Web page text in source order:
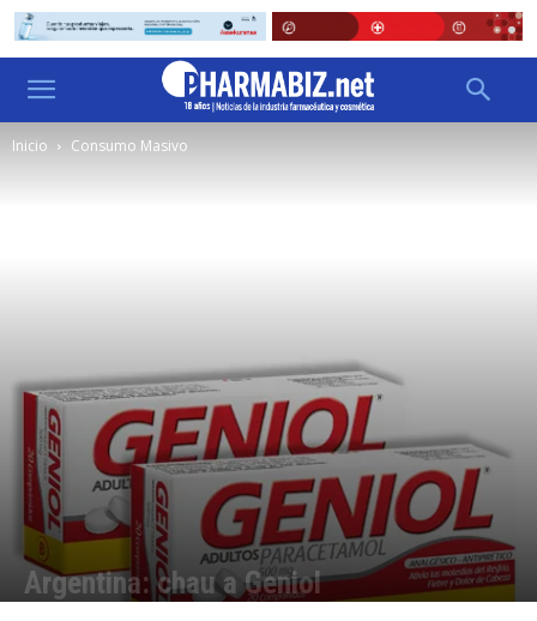
Inicio Consumo Masivo
Argentina: chau a Geniol